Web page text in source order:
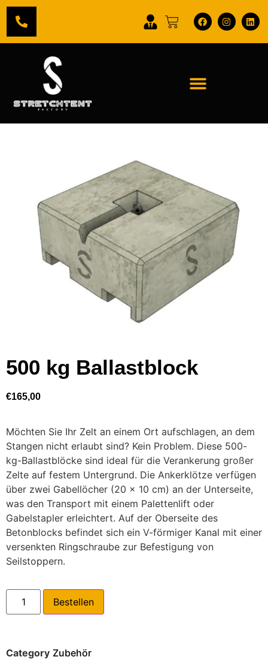
500 kg Ballastblock
€165,00
Möchten Sie Ihr Zelt an einem Ort aufschlagen, an dem
Stangen nicht erlaubt sind? Kein Problem. Diese 500-
kg-Ballastblöcke sind ideal für die Verankerung großer
Zelte auf festem Untergrund. Die Ankerklötze verfügen
über zwei Gabellöcher (20 x 10 cm) an der Unterseite,
was den Transport mit einem Palettenlift oder
Gabelstapler erleichtert. Auf der Oberseite des
Betonblocks befindet sich ein V-förmiger Kanal mit einer
versenkten Ringschraube zur Befestigung von
Seilstoppern.
Bestellen
Category Zubehör